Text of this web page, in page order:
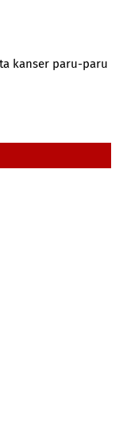
kanser paru-paru